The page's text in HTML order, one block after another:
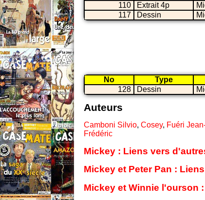
110
Extrait 4p
117
Dessin
No Type
128
Dessin
Auteurs
Camboni Silvio, Cosey, Fuéri
Frédéric
Mickey : Liens vers
Mickey et Peter Pan :
Mickey et Winnie l'ourson